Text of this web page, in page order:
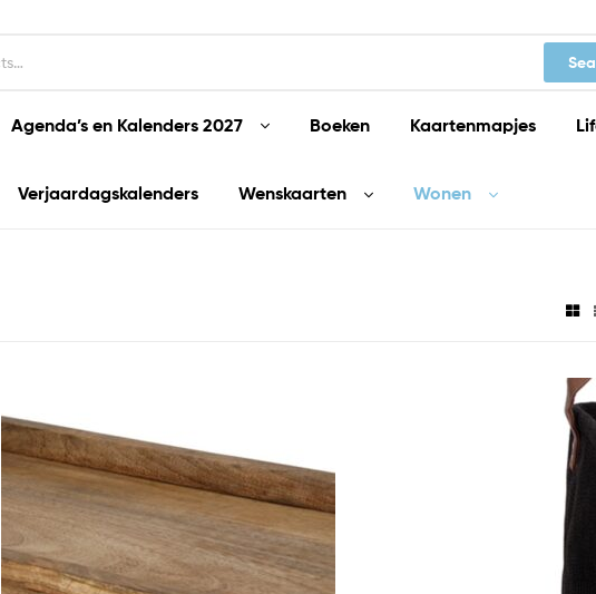
Agenda’s en Kalenders 2027 Boeken Kaartenmapjes
Verjaardagskalenders Wenskaarten Wonen